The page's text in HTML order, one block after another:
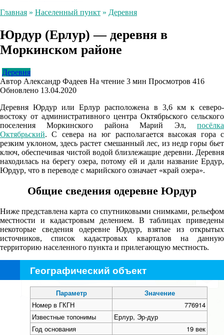
Главная » Населенный пункт » Деревня
Юрдур (Ерлур) — деревня в
Моркинском районе
Деревня
Автор Александр Фадеев На чтение 3 мин Просмотров 416
Обновлено 13.04.2020
Деревня Юрдур или Ерлур расположена в 3,6 км к северо-
востоку от административного центра Октябрьского сельского
поселения Моркинского района Марий Эл, посёлка
Октябрьский. С севера на юг располагается высокая гора с
резким уклоном, здесь растет смешанный лес, из недр горы бьет
ключ, обеспечивая чистой водой близлежащие деревни. Деревня
находилась на берегу озера, потому ей и дали название Ердур,
Юрдур, что в переводе с марийского означает «край озера».
Общие сведения одеревне Юрдур
Ниже представлена карта со спутниковыми снимками, рельефом
местности и кадастровым делением. В таблицах приведены
некоторые сведения одеревне Юрдур, взятые из открытых
источников, список кадастровых кварталов на данную
территорию населенного пункта и прилегающую местность.
Географический объект
Параметр
Значение
Номер в ГКГН
776914
Известные топонимы
Ерлур, Эр-дур
Год основания
19 век